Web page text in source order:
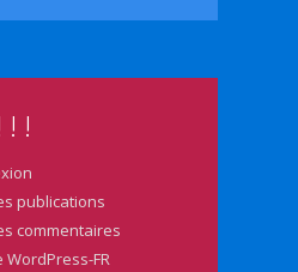
! !
publications
commentaires
WordPress-FR